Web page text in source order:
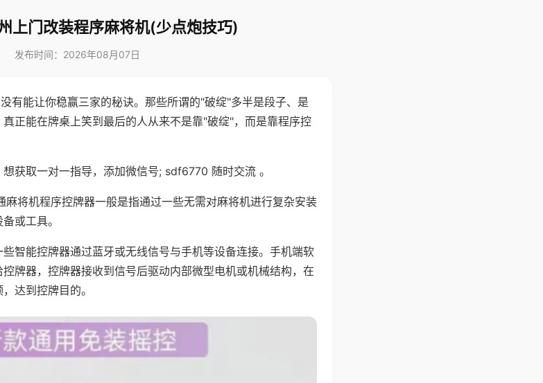
上门改装程序麻将机(少点炮技巧)
发布时间：2026年08月07日
有能让你稳赢三家的秘诀。那些所谓的"破绽"多半是段子、是
正能在牌桌上笑到最后的人从来不是靠"破绽"，而是靠程序控
获取一对一指导，添加微信号; sdf6770 随时交流 。
麻将机程序控牌器一般是指通过一些无需对麻将机进行复杂安装
或工具。
智能控牌器通过蓝牙或无线信号与手机等设备连接。手机端软
牌器，控牌器接收到信号后驱动内部微型电机或机械结构，在
达到控牌目的。